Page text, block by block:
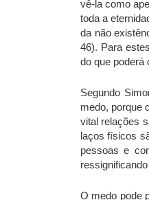
vê-la como
toda a
da não
46). Para
do que poderá
Segundo
medo, porque
vital relações
laços físicos
pessoas e
O medo pode